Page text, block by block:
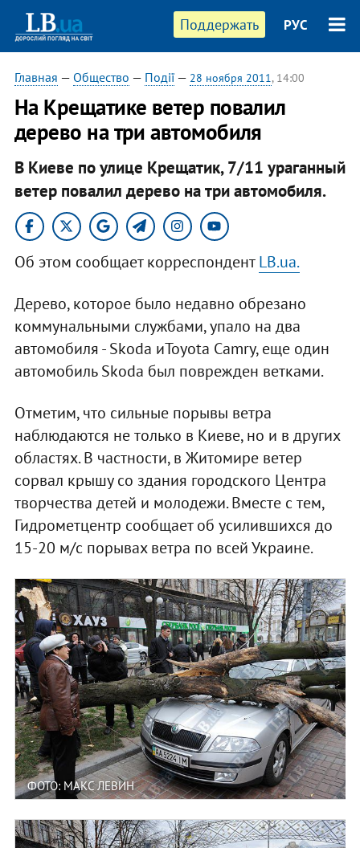
Поддержать РУС
Главная — Общество — Події— 28 ноября 2011, 14:00
На Крещатике ветер повалил
дерево на три автомобиля
В Киеве по улице Крещатик, 7/11 ураганный
ветер повалил дерево на три автомобиля.
Об этом сообщает корреспондентLB.ua.
Дерево, которое было недавно обрезано
коммунальными службами, упало на два
автомобиля - Skoda иToyota Camry, еще один
автомобиль Skoda был поврежден ветками.
Отметим, что сильные порывы ветра
наблюдаются не только в Киеве, но и в других
областях. В частности, в Житомире ветер
сорвал крышу со здания городского Центра
творчества детей и молодежи. Вместе с тем,
Гидрометцентр сообщает об усилившихся до
15-20 м/с порывах ветра по всей Украине.
ФОТО: МАКС ЛЕВИН